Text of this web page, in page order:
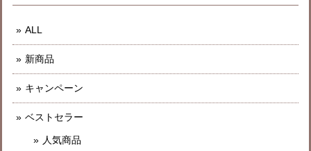
ALL
新商品
キャンペーン
ベストセラー
人気商品